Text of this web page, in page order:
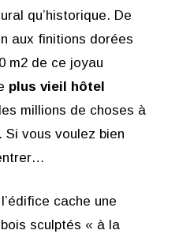
qu’historique. De
aux finitions dorées
m2 de ce joyau
plus vieil hôtel
millions de choses à
vous voulez bien
cache une
sculptés « à la